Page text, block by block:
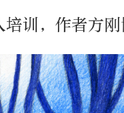
训，作者方刚